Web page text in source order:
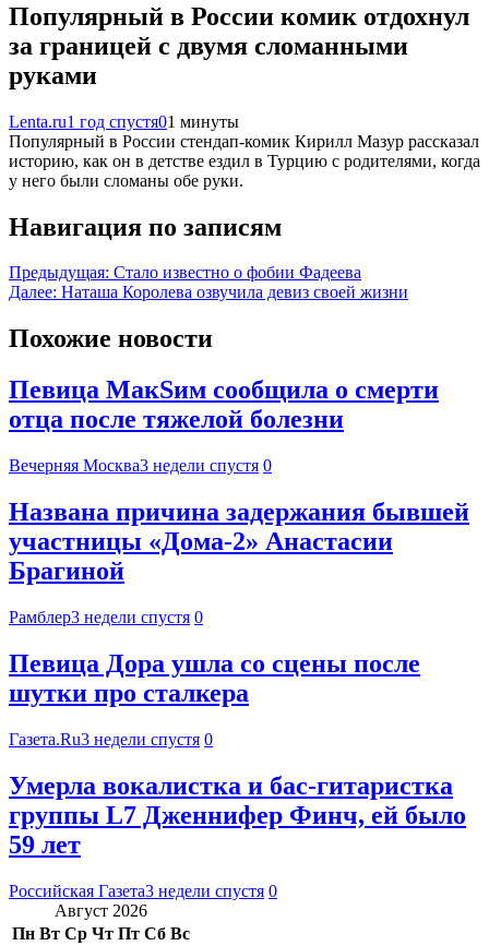
Популярный в России комик отдохнул
за границей с двумя сломанными
руками
Lenta.ru1 год спустя01 минуты
Популярный в России стендап-комик Кирилл Мазур рассказал
историю, как он в детстве ездил в Турцию с родителями, когда
у него были сломаны обе руки.
Навигация по записям
Предыдущая: Стало известно о фобии Фадеева
Далее: Наташа Королева озвучила девиз своей жизни
Похожие новости
Певица МакSим сообщила о смерти
отца после тяжелой болезни
Вечерняя Москва3 недели спустя 0
Названа причина задержания бывшей
участницы «Дома-2» Анастасии
Брагиной
Рамблер3 недели спустя 0
Певица Дора ушла со сцены после
шутки про сталкера
Газета.Ru3 недели спустя 0
Умерла вокалистка и бас-гитаристка
группы L7 Дженнифер Финч, ей было
59 лет
Российская Газета3 недели спустя 0
Август 2026
Пн Вт Ср Чт Пт Сб Вс